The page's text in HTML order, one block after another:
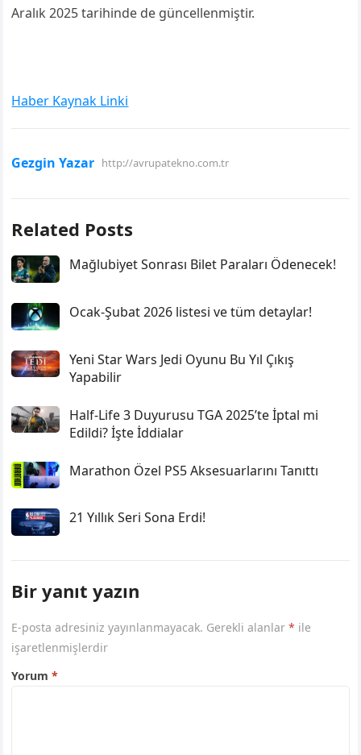
Aralık 2025 tarihinde de güncellenmiştir.
Haber Kaynak Linki
Gezgin Yazar http://avrupatekno.com.tr
Related Posts
Mağlubiyet Sonrası Bilet Paraları Ödenecek!
Ocak-Şubat 2026 listesi ve tüm detaylar!
Yeni Star Wars Jedi Oyunu Bu Yıl Çıkış
Yapabilir
Half-Life 3 Duyurusu TGA 2025’te İptal mi
Edildi? İşte İddialar
Marathon Özel PS5 Aksesuarlarını Tanıttı
21 Yıllık Seri Sona Erdi!
Bir yanıt yazın
E-posta adresiniz yayınlanmayacak. Gerekli alanlar* ile
işaretlenmişlerdir
Yorum*